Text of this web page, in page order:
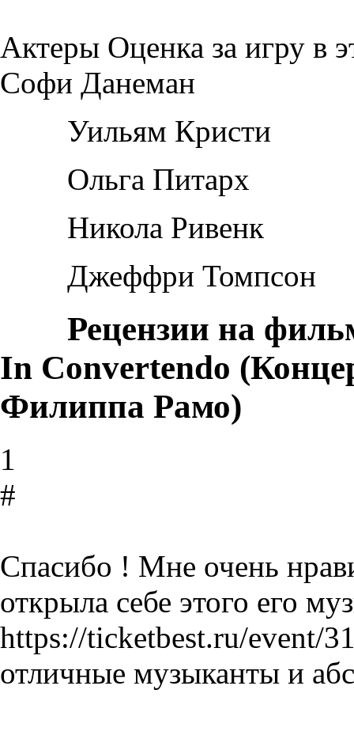
Актеры Оценка за игру в
Софи Данеман
Уильям Кристи
Ольга Питарх
Никола Ривенк
Джеффри Томпсон
Рецензии на
In Convertendo
Филиппа Рамо)
1
#
Спасибо ! Мне очень
открыла себе этого его
https://ticketbest.ru/event/
отличные музыканты и